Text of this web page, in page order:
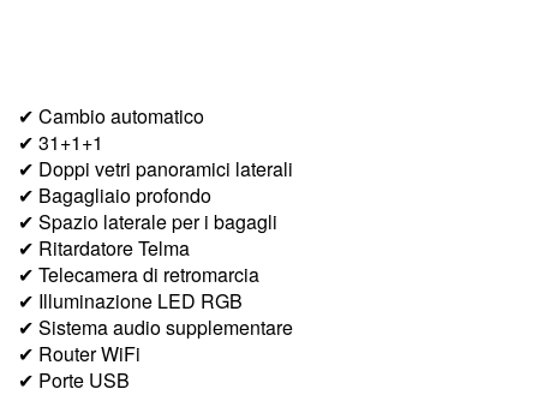
✔ Cambio automatico
✔ 31+1+1
✔ Doppi vetri panoramici laterali
✔ Bagagliaio profondo
✔ Spazio laterale per i bagagli
✔ Ritardatore Telma
✔ Telecamera di retromarcia
✔ Illuminazione LED RGB
✔ Sistema audio supplementare
✔ Router WiFi
✔ Porte USB